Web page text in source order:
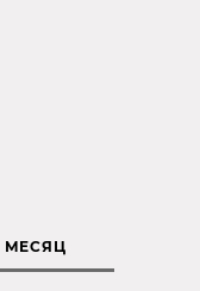
МЕСЯЦ